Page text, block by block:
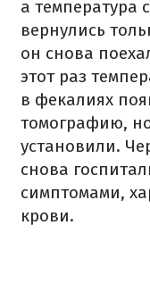
а температура
вернулись
он снова
этот раз
в фекалиях
томографию,
установили.
снова
симптомами,
крови.